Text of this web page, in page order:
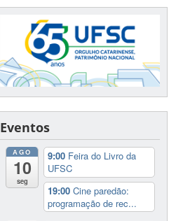
Eventos
AGO
10
seg
9:00 Feira do Livro da
UFSC
19:00Cine paredão:
programação de rec...